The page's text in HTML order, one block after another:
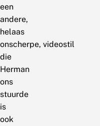
een
andere,
helaas
onscherpe, videostil
die
Herman
ons
stuurde
is
ook